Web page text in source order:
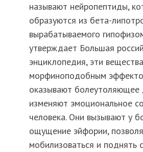
называют нейропептиды,
образуются из бета-
вырабатываемого
утверждает Большая
энциклопедия, эти
морфиноподобным
оказывают болеутоляющее
изменяют эмоциональное
человека. Они вызывают у
ощущение эйфории,
мобилизоваться и поднять